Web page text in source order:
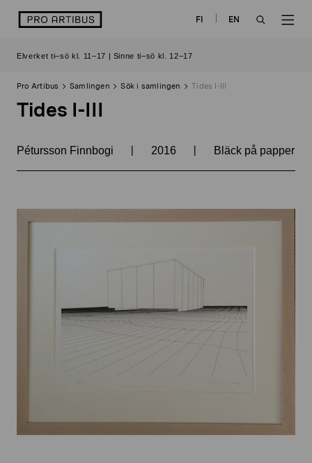
logo FI
EN
Elverket ti–sö kl. 11–17 | Sinne ti–sö kl. 12–17
Pro Artibus Samlingen Sök i samlingen Tides I-III
Tides I-III
Pétursson Finnbogi | 2016 | Bläck på papper